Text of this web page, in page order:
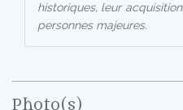
historiques, leur
personnes majeures.
Photo(s)